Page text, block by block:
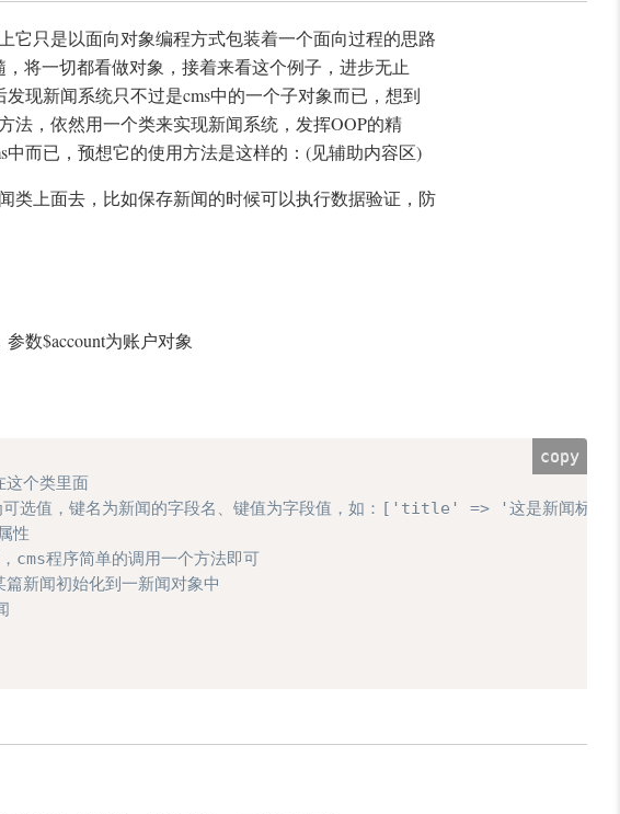
它只是以面向对象编程方式包装着一个面向过程的思路
将一切都看做对象，接着来看这个例子，进步无止
现新闻系统只不过是cms中的一个子对象而已，想到
法，依然用一个类来实现新闻系统，发挥OOP的精
而已，预想它的使用方法是这样的：(见辅助内容区)
类上面去，比如保存新闻的时候可以执行数据验证，防
参数$account为账户对象
这个类里面
为可选值，键名为新闻的字段名、键值为字段值，如：['title' => '这是新
属性
cms程序简单的调用一个方法即可
篇新闻初始化到一新闻对象中
copy